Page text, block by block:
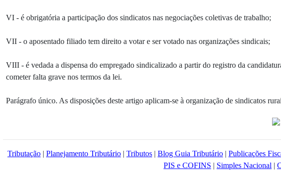
VI - é obrigatória a participação dos sindicatos nas negociações coletivas de trabalho;
VII - o aposentado filiado tem direito a votar e ser votado nas organizações sindicais;
VIII - é vedada a dispensa do empregado sindicalizado a partir do registro da
cometer falta grave nos termos da lei.
Parágrafo único. As disposições deste artigo aplicam-se à organização de sindicatos
Tributação | Planejamento Tributário | Tributos | Blog Guia Tributário | Publicações
PIS e COFINS | Simples Nacional |